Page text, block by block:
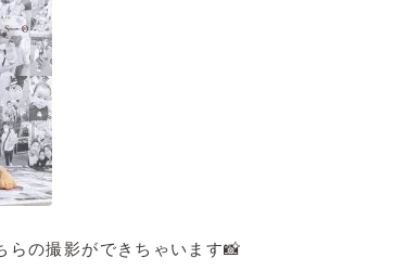
らの撮影ができちゃいます📸